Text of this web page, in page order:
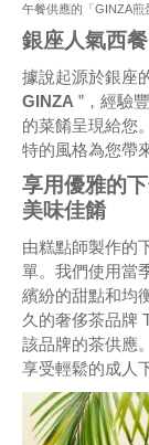
午餐供應的「GINZA煎
銀座人氣西
據說起源於銀座
GINZA ”，經驗
的菜餚呈現給您
特的風格為您帶
享用優雅的
美味佳餚
由糕點師製作的
單。我們使用當
繽紛的甜點和均
久的奢侈茶品牌
該品牌的茶供應
享受輕鬆的成人